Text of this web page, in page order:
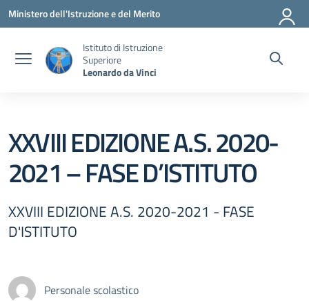
Vai ai contenuti
Vai al menu di navigazione
Vai al footer
Ministero dell'Istruzione e del Merito
Istituto di Istruzione
Superiore
Leonardo da Vinci
XXVIII EDIZIONE A.S. 2020-
2021 – FASE D’ISTITUTO
XXVIII EDIZIONE A.S. 2020-2021 - FASE
D'ISTITUTO
Personale scolastico